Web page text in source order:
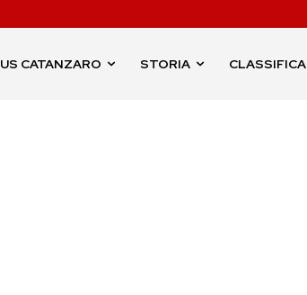
US CATANZARO STORIA CLASSIFICA